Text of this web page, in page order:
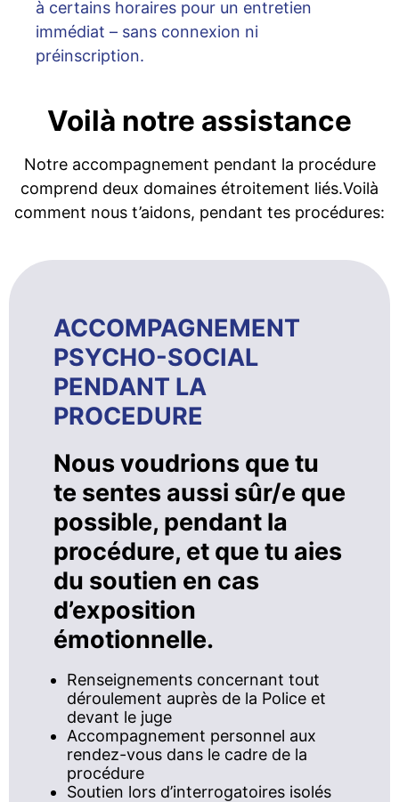
à certains horaires pour un entretien
immédiat – sans connexion ni
préinscription.
Voilà notre assistance
Notre accompagnement pendant la procédure
comprend deux domaines étroitement liés.Voilà
comment nous t’aidons, pendant tes procédures:
ACCOMPAGNEMENT
PSYCHO-SOCIAL
PENDANT LA
PROCEDURE
Nous voudrions que tu
te sentes aussi sûr/e que
possible, pendant la
procédure, et que tu aies
du soutien en cas
d’exposition
émotionnelle.
Renseignements concernant tout
déroulement auprès de la Police et
devant le juge
Accompagnement personnel aux
rendez-vous dans le cadre de la
procédure
Soutien lors d’interrogatoires isolés